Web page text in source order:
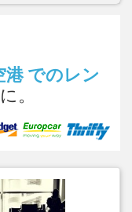
港 でのレン
。